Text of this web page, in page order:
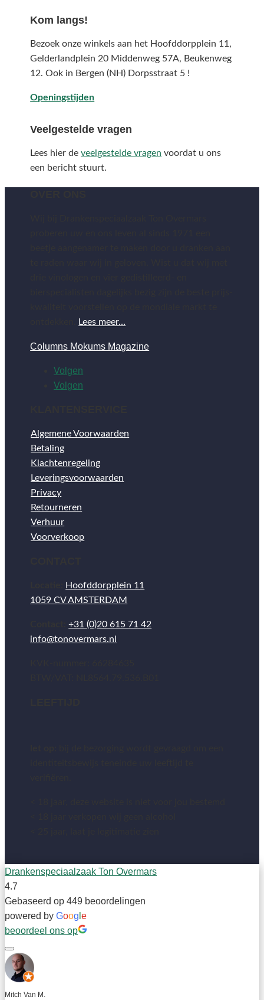
Kom langs!
Bezoek onze winkels aan het Hoofddorpplein 11,
Gelderlandplein 20 Middenweg 57A, Beukenweg
12.Ook in Bergen (NH) Dorpsstraat 5 !
Openingstijden
Veelgestelde vragen
Lees hier deveelgestelde vragen voordat u ons
een bericht stuurt.
Lees meer…
Columns Mokums Magazine
Volgen
Volgen
Algemene Voorwaarden
Betaling
Klachtenregeling
Leveringsvoorwaarden
Privacy
Retourneren
Verhuur
Voorverkoop
Hoofddorpplein 11
1059 CV AMSTERDAM
+31 (0)20 615 71 42
info@tonovermars.nl
Drankenspeciaalzaak Ton Overmars
4.7
Gebaseerd op 449 beoordelingen
powered by Goog e
beoordeel ons op
Mitch Van M.